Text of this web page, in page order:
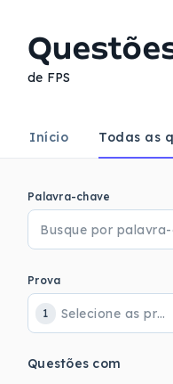
de FPS
Início Todas as
Palavra-chave
Prova
1
Questões com